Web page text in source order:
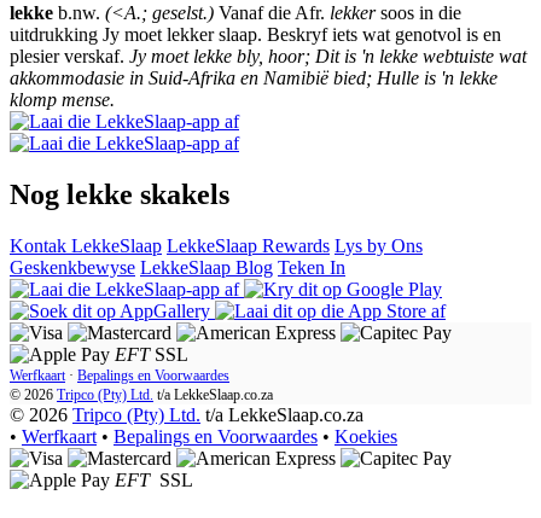
lekke b.nw. (<A.; geselst.) Vanaf die Afr. lekkersoos in die
uitdrukking Jy moet lekker slaap. Beskryf iets wat genotvol is en
plesier verskaf. Jy moet lekke bly, hoor; Dit is 'n lekke webtuiste wat
akkommodasie in Suid-Afrika en Namibië bied; Hulle is 'n lekke
klomp mense.
Nog lekke skakels
Kontak LekkeSlaap LekkeSlaap Rewards Lys by Ons
Geskenkbewyse LekkeSlaap Blog Teken In
EFT SSL
Werfkaart · Bepalings en Voorwaardes
© 2026 Tripco (Pty) Ltd. t/a LekkeSlaap.co.za
© 2026 Tripco (Pty) Ltd. t/a LekkeSlaap.co.za
• Werfkaart • Bepalings en Voorwaardes • Koekies
EFT SSL